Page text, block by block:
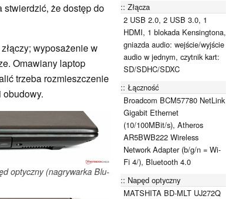
stwierdzić, że dostęp do
wyposażenie w
Omawiany laptop
trzeba rozmieszczenie
obudowy.
optyczny (nagrywarka Blu-
Złącza
2 USB 2.0, 2 USB 3.0, 1
HDMI, 1 blokada Kensingtona,
gniazda audio: wejście/wyjście
audio w jednym, czytnik kart:
SD/SDHC/SDXC
Łączność
Broadcom BCM57780 NetLink
Gigabit Ethernet
(10/100MBit/s), Atheros
AR5BWB222 Wireless
Network Adapter (b/g/n = Wi-
Fi 4/), Bluetooth 4.0
Napęd optyczny
MATSHITA BD-MLT UJ272Q